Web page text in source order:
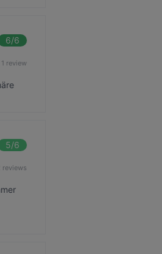
6/6
1 review
5/6
reviews